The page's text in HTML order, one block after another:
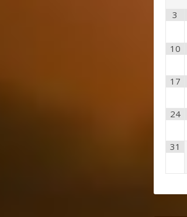
3
10
17
24
31